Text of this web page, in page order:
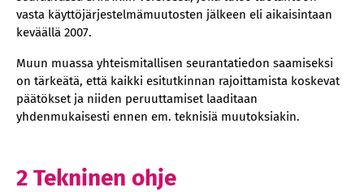
vasta käyttöjärjestelmämuutosten jälkeen eli aikaisintaan
keväällä 2007.
Muun muassa yhteismitallisen seurantatiedon saamiseksi
on tärkeätä, että kaikki esitutkinnan rajoittamista koskevat
päätökset ja niiden peruuttamiset laaditaan
yhdenmukaisesti ennen em. teknisiä muutoksiakin.
2 Tekninen ohje